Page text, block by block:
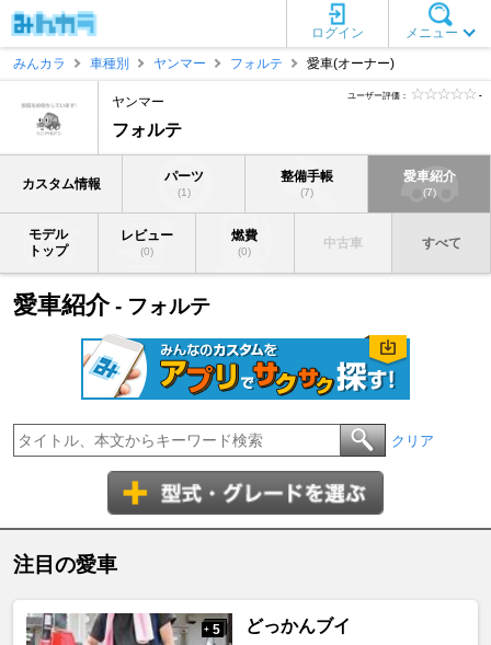
メニュー
ログイン
みんカラ
車種別 ヤンマー フォルテ 愛車(オーナー)
ヤンマー
フォルテ
ユーザー評価： -
カスタム情報 パーツ
(1)
整備手帳
(7)
愛車紹介
(7)
モデル
トップ
レビュー
(0)
燃費
(0)
中古車 すべて
愛車紹介- フォルテ
クリア
注目の愛車
+ 5 どっかんブイ